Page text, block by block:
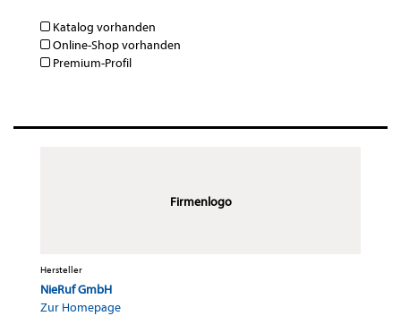
Katalog vorhanden
Online-Shop vorhanden
Premium-Profil
Firmenlogo
Hersteller
NieRuf GmbH
Zur Homepage